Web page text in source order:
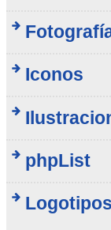
Iconos
phpList
Logotipos